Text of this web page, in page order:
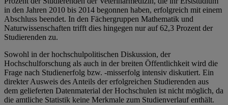
in den Jahren 2010 bis 2014 begonnen haben, erfolgreich mit einem
Abschluss beendet. In den Fächergruppen Mathematik und
Naturwissenschaften trifft dies hingegen nur auf 62,3 Prozent der
Studierenden zu.
Sowohl in der hochschulpolitischen Diskussion, der
Hochschulforschung als auch in der breiten Öffentlichkeit wird die
Frage nach Studienerfolg bzw. -misserfolg intensiv diskutiert. Ein
direkter Ausweis des Anteils der erfolgreichen Studierenden aus
dem gelieferten Datenmaterial der Hochschulen ist nicht möglich, da
die amtliche Statistik keine Merkmale zum Studienverlauf enthält.